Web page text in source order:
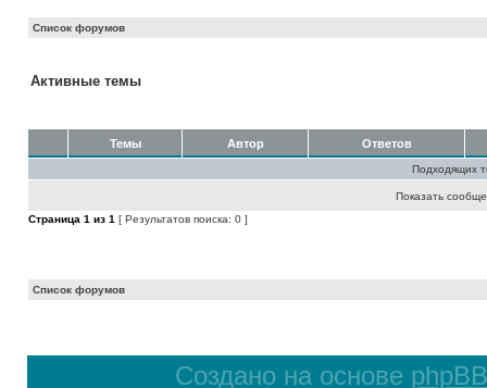
Список форумов
Активные темы
Темы Автор Ответов
Подходящих
Показать
Страница 1 из 1 [ Результатов поиска: 0 ]
Список форумов
Создано на основе phpBB